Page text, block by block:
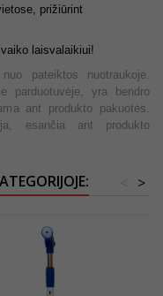
prižiūrint
laisvalaikiui!
pateiktos nuotraukoje.
parduotuvėje, yra bendro
ant produkto pakuotės.
esančia ant produkto
>